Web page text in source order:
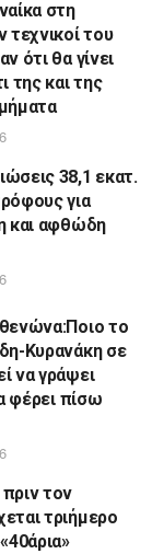
στη
τεχνικοί του
ότι θα γίνει
της και της
38,1 εκατ.
για
και αφθώδη
το
Κυρανάκη σε
να γράψει
φέρει πίσω
τον
τριήμερο